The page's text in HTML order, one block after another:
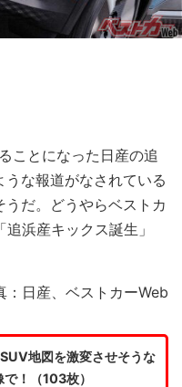
ことになった日産の追
な報道がなされている
だ。どうやらベストカ
浜産キックス誕生」
：日産、ベストカーWeb
地図を激変させそうな
！（103枚）